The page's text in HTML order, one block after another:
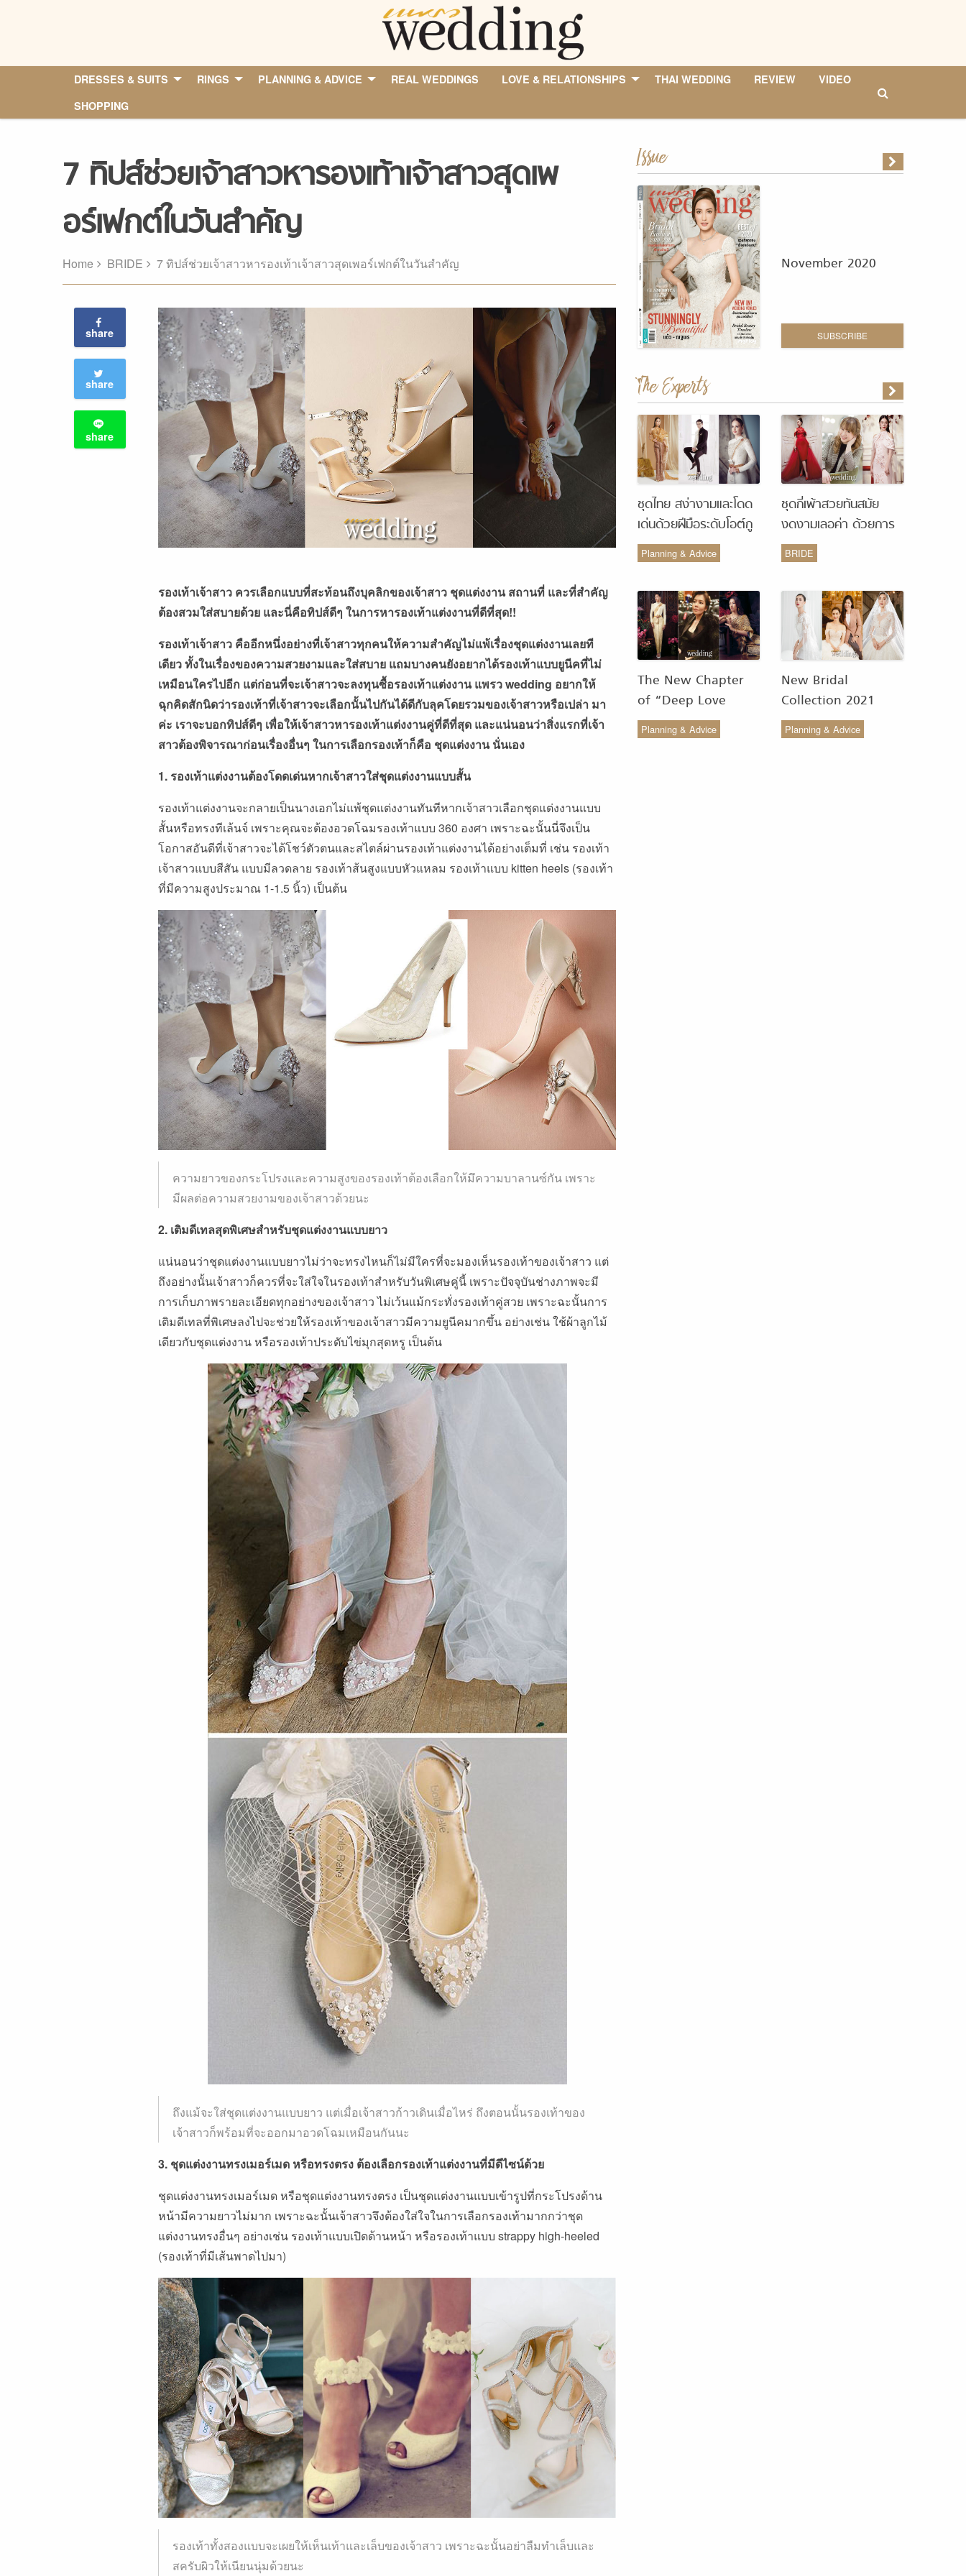
DRESSES & SUITS RINGS PLANNING & ADVICE REAL WEDDINGS LOVE & RELATIONSHIPS THAI WEDDING REVIEW
VIDEO
SHOPPING
7 ทิปส์ช่วยเจ้าสาวหารองเท้าเจ้าสาวสุดเพ
อร์เฟกต์ในวันสำคัญ
Home BRIDE 7 ทิปส์ช่วยเจ้าสาวหารองเท้าเจ้าสาวสุดเพอร์เฟกต์ในวันสำคัญ
share
share
share
รองเท้าเจ้าสาว ควรเลือกแบบที่สะท้อนถึงบุคลิกของเจ้าสาว ชุดแต่งงาน สถานที่ และที่สำคัญ
ต้องสวมใส่สบายด้วย และนี่คือทิปส์ดีๆ ในการหารองเท้าแต่งงานที่ดีที่สุด!!
รองเท้าเจ้าสาว คืออีกหนึ่งอย่างที่เจ้าสาวทุกคนให้ความสำคัญไม่แพ้เรื่องชุดแต่งงานเลยที
เดียว ทั้งในเรื่องของความสวยงามและใส่สบาย แถมบางคนยังอยากได้รองเท้าแบบยูนีคที่ไม่
เหมือนใครไปอีก แต่ก่อนที่จะเจ้าสาวจะลงทุนซื้อรองเท้าแต่งงาน แพรว wedding อยากให้
ฉุกคิดสักนิดว่ารองเท้าที่เจ้าสาวจะเลือกนั้นไปกันได้ดีกับลุคโดยรวมของเจ้าสาวหรือเปล่า มา
ค่ะ เราจะบอกทิปส์ดีๆ เพื่อให้เจ้าสาวหารองเท้าแต่งงานคู่ที่ดีที่สุด และแน่นอนว่าสิ่งแรกที่เจ้า
สาวต้องพิจารณาก่อนเรื่องอื่นๆ ในการเลือกรองเท้าก็คือ ชุดแต่งงาน นั่นเอง
1. รองเท้าแต่งงานต้องโดดเด่นหากเจ้าสาวใส่ชุดแต่งงานแบบสั้น
รองเท้าแต่งงานจะกลายเป็นนางเอกไม่แพ้ชุดแต่งงานทันทีหากเจ้าสาวเลือกชุดแต่งงานแบบ
สั้นหรือทรงทีเล้นจ์ เพราะคุณจะต้องอวดโฉมรองเท้าแบบ 360 องศา เพราะฉะนั้นนี่จึงเป็น
โอกาสอันดีที่เจ้าสาวจะได้โชว์ตัวตนและสไตล์ผ่านรองเท้าแต่งงานได้อย่างเต็มที่ เช่น รองเท้า
เจ้าสาวแบบสีสัน แบบมีลวดลาย รองเท้าส้นสูงแบบหัวแหลม รองเท้าแบบ kitten heels (รองเท้า
ที่มีความสูงประมาณ 1-1.5 นิ้ว) เป็นต้น
ความยาวของกระโปรงและความสูงของรองเท้าต้องเลือกให้มึความบาลานซ์กัน เพราะ
มีผลต่อความสวยงามของเจ้าสาวด้วยนะ
2. เติมดีเทลสุดพิเศษสำหรับชุดแต่งงานแบบยาว
แน่นอนว่าชุดแต่งงานแบบยาวไม่ว่าจะทรงไหนก็ไม่มีใครที่จะมองเห็นรองเท้าของเจ้าสาว แต่
ถึงอย่างนั้นเจ้าสาวก็ควรที่จะใส่ใจในรองเท้าสำหรับวันพิเศษคู่นี้ เพราะปัจจุบันช่างภาพจะมี
การเก็บภาพรายละเอียดทุกอย่างของเจ้าสาว ไม่เว้นแม้กระทั่งรองเท้าคู่สวย เพราะฉะนั้นการ
เติมดีเทลที่พิเศษลงไปจะช่วยให้รองเท้าของเจ้าสาวมีความยูนีคมากขึ้น อย่างเช่น ใช้ผ้าลูกไม้
เดียวกับชุดแต่งงาน หรือรองเท้าประดับไข่มุกสุดหรู เป็นต้น
ถึงแม้จะใส่ชุดแต่งงานแบบยาว แต่เมื่อเจ้าสาวก้าวเดินเมื่อไหร่ ถึงตอนนั้นรองเท้าของ
เจ้าสาวก็พร้อมที่จะออกมาอวดโฉมเหมือนกันนะ
3. ชุดแต่งงานทรงเมอร์เมด หรือทรงตรง ต้องเลือกรองเท้าแต่งงานที่มีดีไซน์ด้วย
ชุดแต่งงานทรงเมอร์เมด หรือชุดแต่งงานทรงตรง เป็นชุดแต่งงานแบบเข้ารูปที่กระโปรงด้าน
หน้ามีความยาวไม่มาก เพราะฉะนั้นเจ้าสาวจึงต้องใส่ใจในการเลือกรองเท้ามากกว่าชุด
แต่งงานทรงอื่นๆ อย่างเช่น รองเท้าแบบเปิดด้านหน้า หรือรองเท้าแบบ strappy high-heeled
(รองเท้าที่มีเส้นพาดไปมา)
รองเท้าทั้งสองแบบจะเผยให้เห็นเท้าและเล็บของเจ้าสาว เพราะฉะนั้นอย่าลืมทำเล็บและ
สครับผิวให้เนียนนุ่มด้วยนะ
Issue
November 2020
SUBSCRIBE
The Experts
ชุดไทย สง่างามและโดด
เด่นด้วยฝีมือระดับโอต์กู
ตูร์ จากห้องเสื้อ Vanus
Couture
Planning & Advice
ชุดกี่เพ้าสวยทันสมัย
งดงามเลอค่า ด้วยการ
รังสรรค์จากห้องเสื้อ
Monique Wedding
BRIDE
The New Chapter
of “Deep Love
Wedding Studio” :
รังสรรค์ผ้าทอของไทยให้
Planning & Advice
New Bridal
Collection 2021
from COCO CHIC
สวย เรียบง่าย สไตล์มินิ
Planning & Advice